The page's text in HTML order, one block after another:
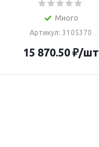
Много
Артикул: 3105370
15 870.50₽/шт